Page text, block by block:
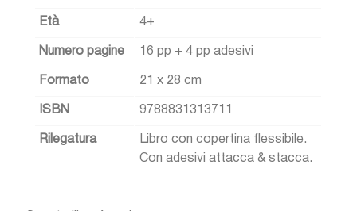
Età 4+
Numero pagine 16 pp + 4 pp adesivi
Formato 21 x 28 cm
ISBN 9788831313711
Rilegatura
Libro con copertina flessibile.
Con adesivi attacca & stacca.